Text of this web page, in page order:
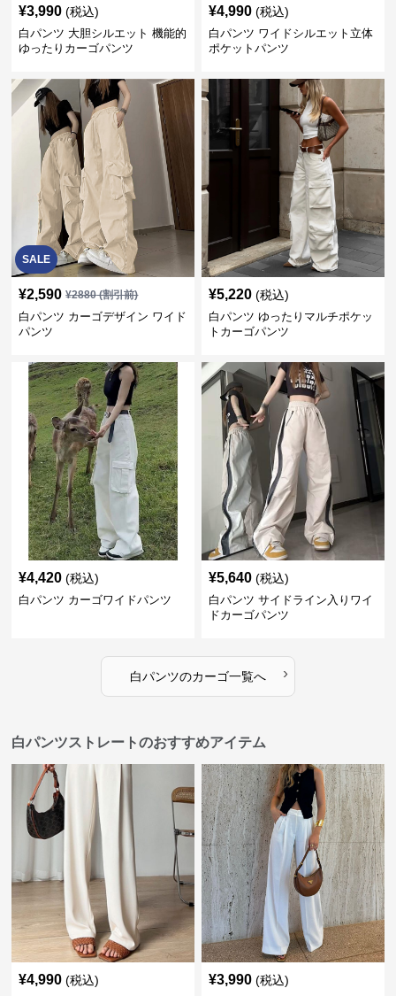
¥3,990 (税込)
白パンツ 大胆シルエット 機能的
ゆったりカーゴパンツ
¥4,990 (税込)
白パンツ ワイドシルエット立体
ポケットパンツ
SALE
¥2,590 ¥2880(割引前)
白パンツ カーゴデザイン ワイド
パンツ
¥5,220 (税込)
白パンツ ゆったりマルチポケッ
トカーゴパンツ
¥4,420 (税込)
白パンツ カーゴワイドパンツ
¥5,640 (税込)
白パンツ サイドライン入りワイ
ドカーゴパンツ
白パンツのカーゴ一覧へ ›
白パンツストレートのおすすめアイテム
¥4,990 (税込) ¥3,990 (税込)